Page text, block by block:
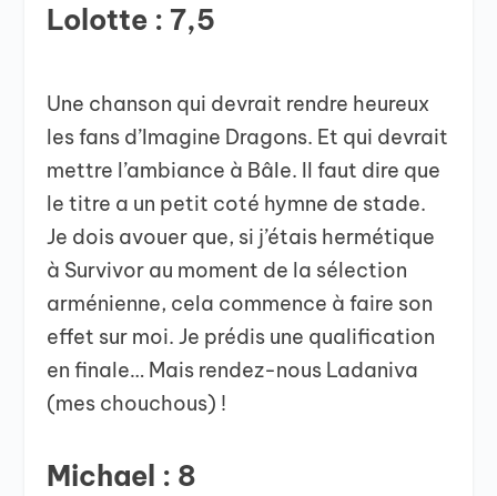
Lolotte : 7,5
Une chanson qui devrait rendre heureux
les fans d’Imagine Dragons. Et qui devrait
mettre l’ambiance à Bâle. Il faut dire que
le titre a un petit coté hymne de stade.
Je dois avouer que, si j’étais hermétique
à Survivor au moment de la sélection
arménienne, cela commence à faire son
effet sur moi. Je prédis une qualification
en finale… Mais rendez-nous Ladaniva
(mes chouchous) !
Michael : 8